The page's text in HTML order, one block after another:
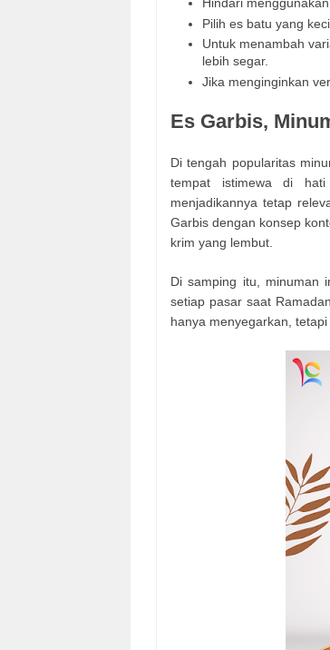
Pilih es batu yang
Untuk menambah
lebih segar.
Jika menginginkan
Es Garbis,
Di tengah popularitas
tempat istimewa di hati
menjadikannya tetap
Garbis dengan konsep
krim yang lembut.
Di samping itu, minuman
setiap pasar saat
hanya menyegarkan,